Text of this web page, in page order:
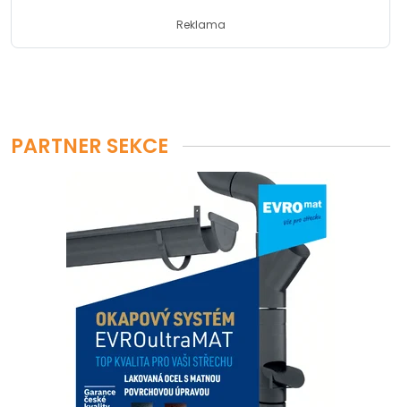
Reklama
PARTNER SEKCE